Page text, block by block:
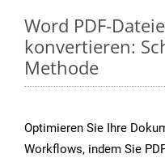
Word PDF-
konvertieren:
Methode
Optimieren Sie Ihre
Workflows, indem Sie